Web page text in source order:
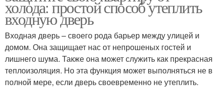
холода: простой способ утеплить
входную дверь
Входная дверь – своего рода барьер между улицей и
домом. Она защищает нас от непрошеных гостей и
лишнего шума. Также она может служить как прекрасная
теплоизоляция. Но эта функция может выполняться не в
полной мере, если дверь своевременно не утеплить.